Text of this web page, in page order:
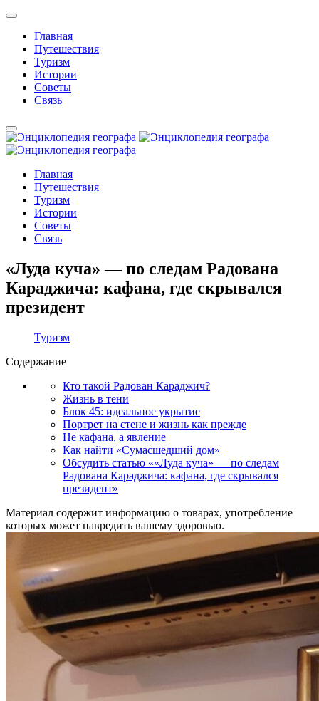
Главная
Путешествия
Туризм
Истории
Советы
Связь
Главная
Путешествия
Туризм
Истории
Советы
Связь
«Луда куча» — по следам Радована
Караджича: кафана, где скрывался
президент
Туризм
Содержание
Кто такой Радован Караджич?
Жизнь в тени
Блок 45: идеальное укрытие
Портрет на стене и жизнь как прежде
Не кафана, а явление
Как найти «Сумасшедший дом»
Обсудить статью ««Луда куча» — по следам
Радована Караджича: кафана, где скрывался
президент»
Материал содержит информацию о товарах, употребление
которых может навредить вашему здоровью.